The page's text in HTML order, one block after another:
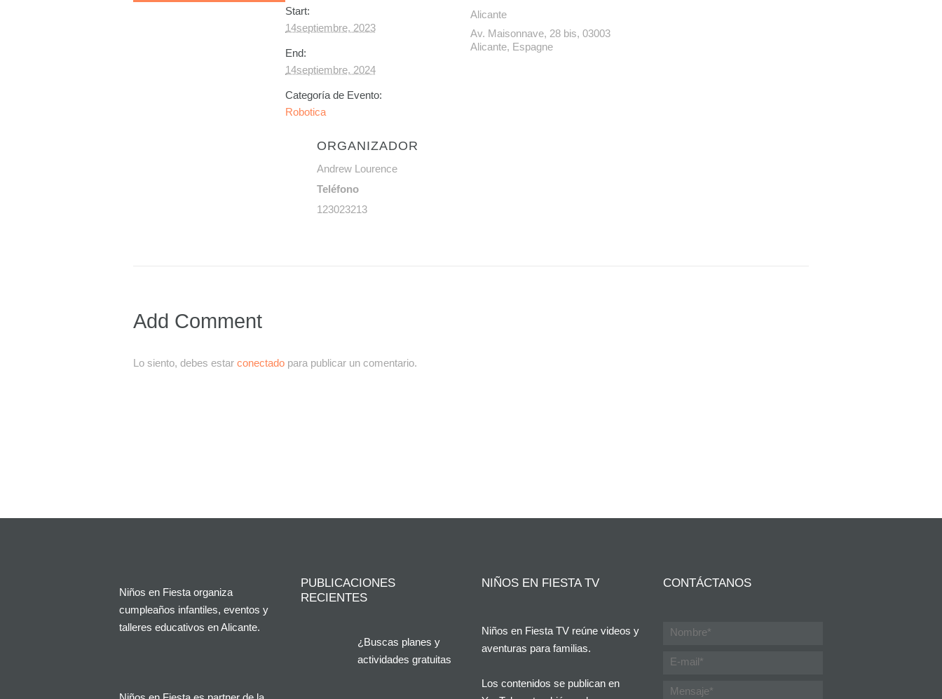
Start:
14septiembre, 2023
End:
14septiembre, 2024
Categoría de Evento:
Robotica
Alicante
Av. Maisonnave, 28 bis, 03003
Alicante, Espagne
ORGANIZADOR
Andrew Lourence
Teléfono
123023213
Add Comment
Lo siento, debes estar conectado para publicar un comentario.
Niños en Fiesta organiza
cumpleaños infantiles, eventos y
talleres educativos en Alicante.
PUBLICACIONES
RECIENTES
¿Buscas planes y
actividades gratuitas
NIÑOS EN FIESTA TV
Niños en Fiesta TV reúne videos y
aventuras para familias.
Los contenidos se publican en
CONTÁCTANOS